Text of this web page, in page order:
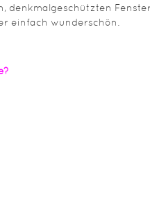
denkmalgeschützten
einfach wunderschön.